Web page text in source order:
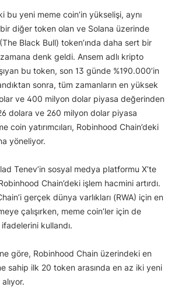
bu yeni meme coin’in yükselişi, aynı
diğer token olan ve Solana üzerinde
Black Bull) token’ında daha sert bir
denk geldi. Ansem adlı kripto
bu token, son 13 günde %190.000’in
sonra, tüm zamanların en yüksek
ve 400 milyon dolar piyasa değerinden
dolara ve 260 milyon dolar piyasa
coin yatırımcıları, Robinhood Chain’deki
yöneliyor.
Tenev’in sosyal medya platformu X’te
Chain’deki işlem hacmini artırdı.
gerçek dünya varlıkları (RWA) için en
çalışırken, meme coin’ler için de
kullandı.
göre, Robinhood Chain üzerindeki en
sahip ilk 20 token arasında en az iki yeni